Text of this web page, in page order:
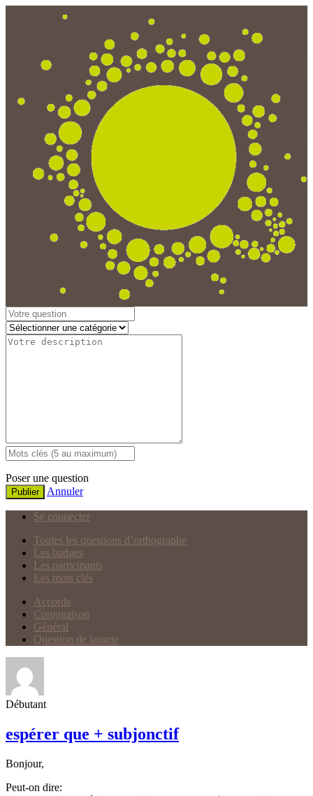
Poser une question
Publier Annuler
Se connecter
Toutes les questions d’orthographe
Les badges
Les participants
Les mots clés
Accords
Conjugaison
Général
Question de langue
Débutant
espérer que + subjonctif
Bonjour,
Peut-on dire: